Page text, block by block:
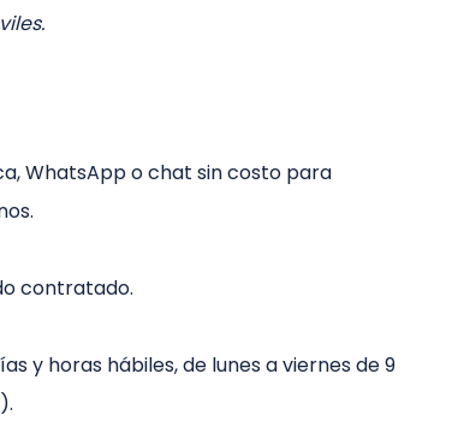
WhatsApp o chat sin costo para
contratado.
y horas hábiles, de lunes a viernes de 9